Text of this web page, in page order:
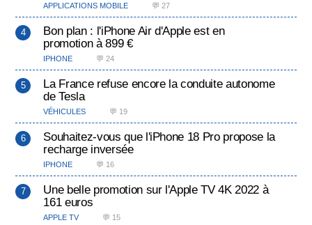
APPLICATIONS MOBILE 💬 27
Bon plan : l'iPhone Air d'Apple est en
promotion à 899 €
IPHONE 💬 24
La France refuse encore la conduite autonome
de Tesla
VÉHICULES 💬 19
Souhaitez-vous que l'iPhone 18 Pro propose la
recharge inversée
IPHONE 💬 16
Une belle promotion sur l'Apple TV 4K 2022 à
161 euros
APPLE TV 💬 15